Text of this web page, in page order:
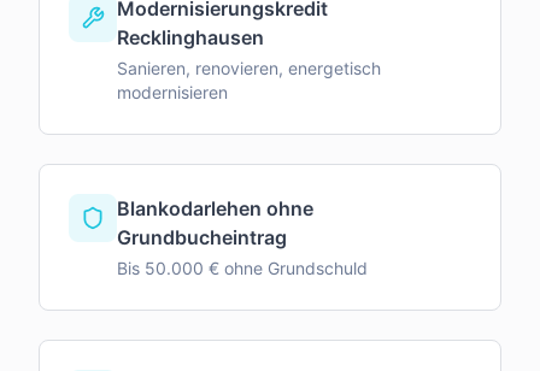
Modernisierungskredit
Recklinghausen
Sanieren, renovieren, energetisch
modernisieren
Blankodarlehen ohne
Grundbucheintrag
Bis 50.000 € ohne Grundschuld